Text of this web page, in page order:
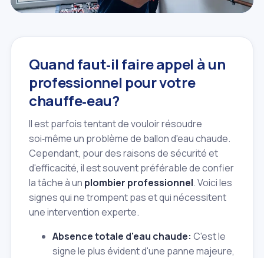
Quand faut‑il faire appel à un
professionnel pour votre
chauffe‑eau?
Il est parfois tentant de vouloir résoudre
soi‑même un problème de ballon d'eau chaude.
Cependant, pour des raisons de sécurité et
d'efficacité, il est souvent préférable de confier
la tâche à un plombier professionnel. Voici les
signes qui ne trompent pas et qui nécessitent
une intervention experte.
Absence totale d'eau chaude: C'est le
signe le plus évident d'une panne majeure,